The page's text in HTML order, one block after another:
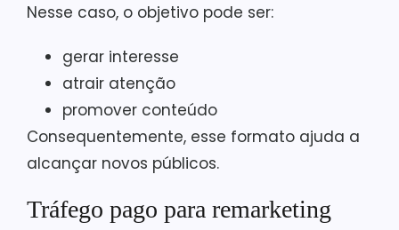
Nesse caso, o objetivo pode ser:
gerar interesse
atrair atenção
promover conteúdo
Consequentemente, esse formato ajuda a
alcançar novos públicos.
Tráfego pago para remarketing